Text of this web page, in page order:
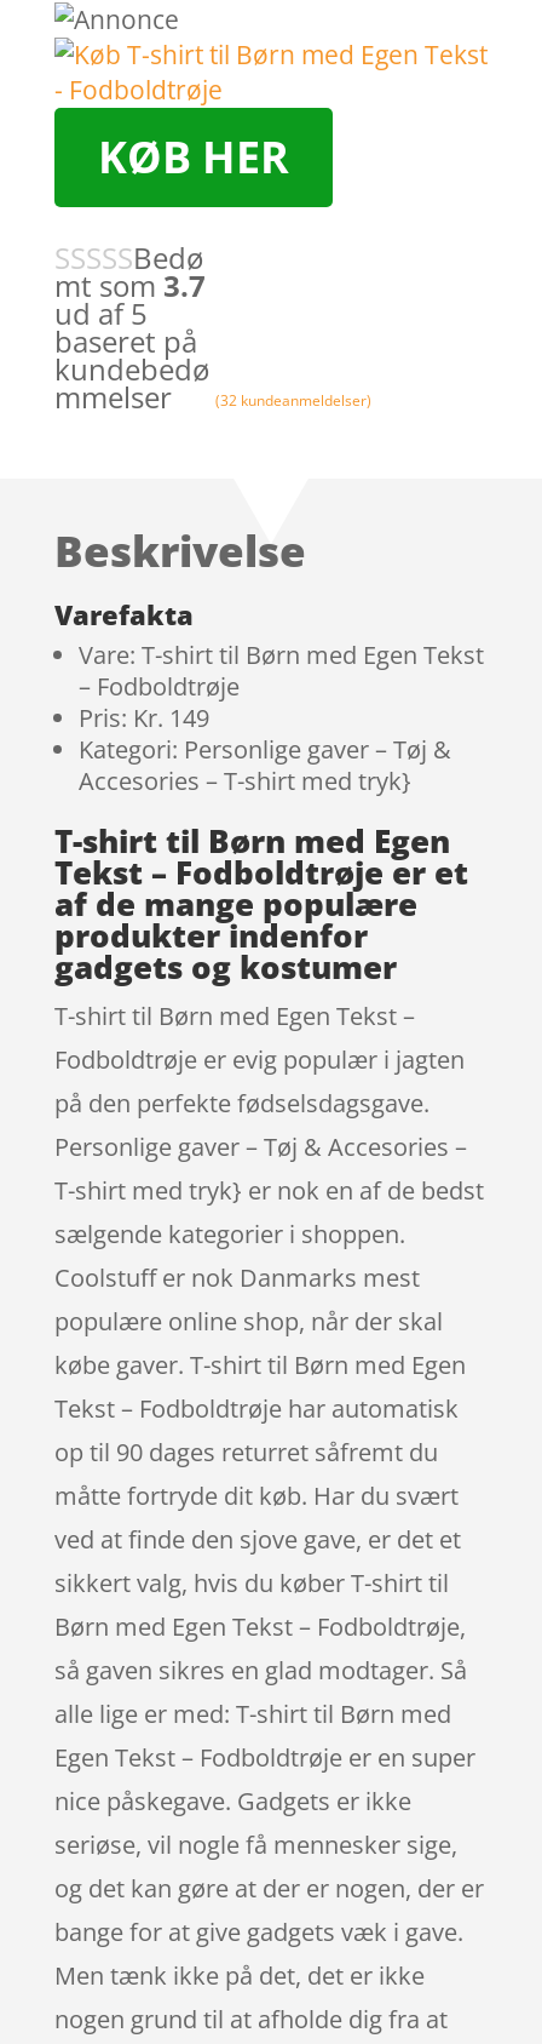
KØB HER
Bedø
mt som 3.7
ud af 5
baseret på
kundebedø
mmelser (32 kundeanmeldelser)
Beskrivelse
Varefakta
Vare: T-shirt til Børn med Egen Tekst
– Fodboldtrøje
Pris: Kr. 149
Kategori: Personlige gaver – Tøj &
Accesories – T-shirt med tryk}
T-shirt til Børn med Egen
Tekst – Fodboldtrøje er et
af de mange populære
produkter indenfor
gadgets og kostumer
T-shirt til Børn med Egen Tekst –
Fodboldtrøje er evig populær i jagten
på den perfekte fødselsdagsgave.
Personlige gaver – Tøj & Accesories –
T-shirt med tryk} er nok en af de bedst
sælgende kategorier i shoppen.
Coolstuff er nok Danmarks mest
populære online shop, når der skal
købe gaver. T-shirt til Børn med Egen
Tekst – Fodboldtrøje har automatisk
op til 90 dages returret såfremt du
måtte fortryde dit køb. Har du svært
ved at finde den sjove gave, er det et
sikkert valg, hvis du køber T-shirt til
Børn med Egen Tekst – Fodboldtrøje,
så gaven sikres en glad modtager. Så
alle lige er med: T-shirt til Børn med
Egen Tekst – Fodboldtrøje er en super
nice påskegave. Gadgets er ikke
seriøse, vil nogle få mennesker sige,
og det kan gøre at der er nogen, der er
bange for at give gadgets væk i gave.
Men tænk ikke på det, det er ikke
nogen grund til at afholde dig fra at